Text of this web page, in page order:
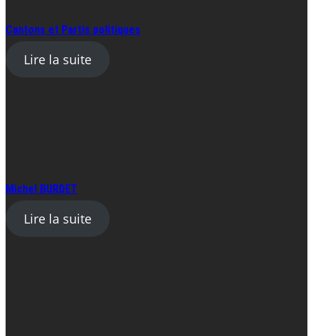
Cantons et Partis politiques
Lire la suite
Michel BURDET
Lire la suite